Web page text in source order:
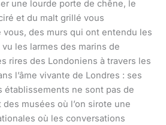
une lourde porte de chêne, le
et du malt grillé vous
des murs qui ont entendu les
les larmes des marins de
rires des Londoniens à travers les
l’âme vivante de Londres : ses
établissements ne sont pas de
musées où l’on sirote une
où les conversations